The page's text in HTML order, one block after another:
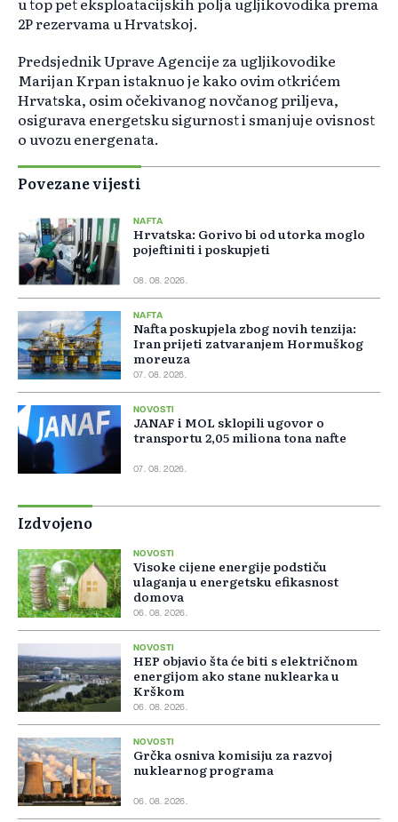
2P rezervama u Hrvatskoj.
Predsjednik Uprave Agencije za ugljikovodike
Marijan Krpan istaknuo je kako ovim otkrićem
Hrvatska, osim očekivanog novčanog priljeva,
osigurava energetsku sigurnost i smanjuje ovisnost
o uvozu energenata.
Povezane vijesti
NAFTA
Hrvatska: Gorivo bi od utorka moglo
pojeftiniti i poskupjeti
08. 08. 2026.
NAFTA
Nafta poskupjela zbog novih tenzija:
Iran prijeti zatvaranjem Hormuškog
moreuza
07. 08. 2026.
NOVOSTI
JANAF i MOL sklopili ugovor o
transportu 2,05 miliona tona nafte
07. 08. 2026.
Izdvojeno
NOVOSTI
Visoke cijene energije podstiču
ulaganja u energetsku efikasnost
domova
06. 08. 2026.
NOVOSTI
HEP objavio šta će biti s električnom
energijom ako stane nuklearka u
Krškom
06. 08. 2026.
NOVOSTI
Grčka osniva komisiju za razvoj
nuklearnog programa
06. 08. 2026.